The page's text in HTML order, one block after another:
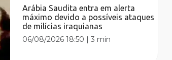
Arábia Saudita entra em alerta
máximo devido a possíveis ataques
de milícias iraquianas
06/08/2026 18:50 |3 min